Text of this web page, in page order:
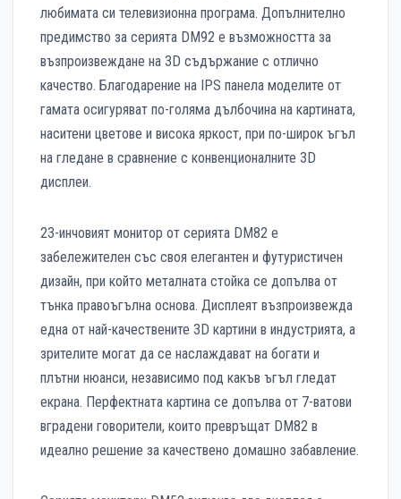
любимата си телевизионна програма. Допълнително
предимство за серията DM92 е възможността за
възпроизвеждане на 3D съдържание с отлично
качество. Благодарение на IPS панела моделите от
гамата осигуряват по-голяма дълбочина на картината,
наситени цветове и висока яркост, при по-широк ъгъл
на гледане в сравнение с конвенционалните 3D
дисплеи.
23-инчовият монитор от серията DM82 е
забележителен със своя елегантен и футуристичен
дизайн, при който металната стойка се допълва от
тънка правоъгълна основа. Дисплеят възпроизвежда
една от най-качествените 3D картини в индустрията, а
зрителите могат да се наслаждават на богати и
плътни нюанси, независимо под какъв ъгъл гледат
екрана. Перфектната картина се допълва от 7-ватови
вградени говорители, които превръщат DM82 в
идеално решение за качествено домашно забавление.